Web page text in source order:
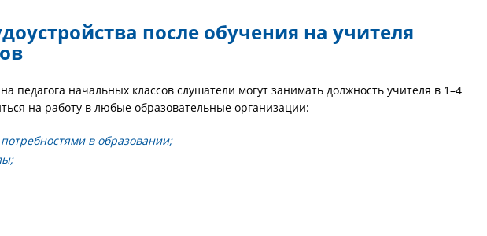
после обучения на учителя
педагога начальных классов слушатели могут занимать должность учителя в 1–4
на работу в любые образовательные организации:
в образовании;